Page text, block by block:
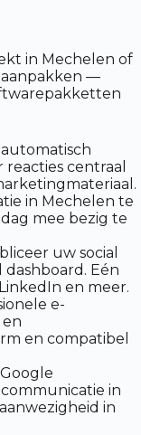
in Mechelen of
—
centraal
in Mechelen te
mee bezig te
uw social
Eén
en meer.
e-
en compatibel
in
in